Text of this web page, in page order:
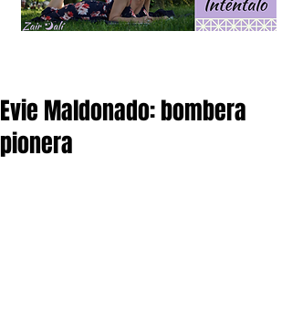
Evie Maldonado: bombera
pionera